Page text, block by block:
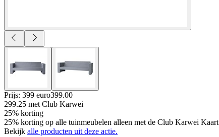
Prijs: 399 euro399.00
299.25 met Club Karwei
25% korting
25% korting op alle tuinmeubelen alleen met de Club Karwei Kaart
Bekijk alle producten uit deze actie.